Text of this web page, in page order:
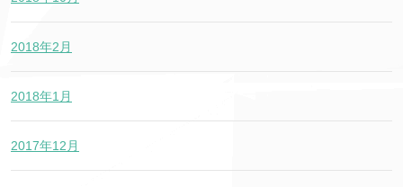
2018年2月
2018年1月
2017年12月